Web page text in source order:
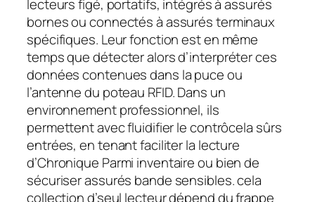
lecteurs figé, portatifs, intégrés à assurés
bornes ou connectés à assurés terminaux
spécifiques. Leur fonction est en même
temps que détecter alors d’interpréter ces
données contenues dans la puce ou
l’antenne du poteau RFID. Dans un
environnement professionnel, ils
permettent avec fluidifier le contrôcela sûrs
entrées, en tenant faciliter la lecture
d’Chronique Parmi inventaire ou bien de
sécuriser assurés bande sensibles. cela
collection d’seul lecteur dépend du frappe